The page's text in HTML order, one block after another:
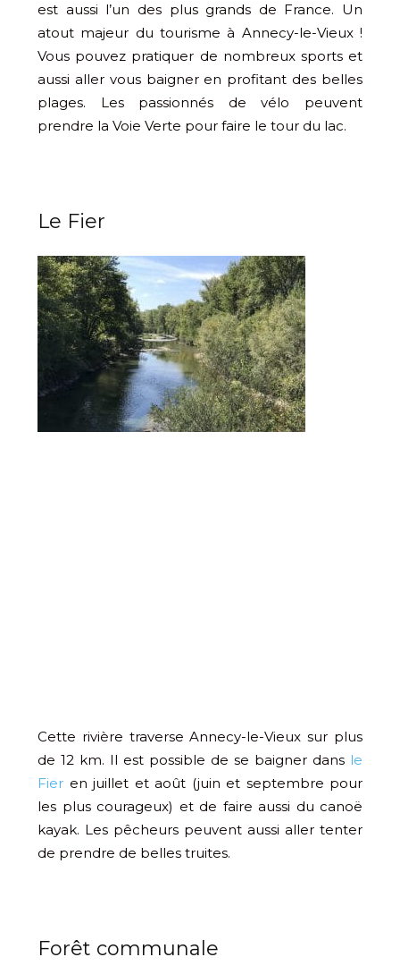
est aussi l’un des plus grands de France. Un
atout majeur du tourisme à Annecy-le-Vieux !
Vous pouvez pratiquer de nombreux sports et
aussi aller vous baigner en profitant des belles
plages. Les passionnés de vélo peuvent
prendre la Voie Verte pour faire le tour du lac.
Le Fier
Cette rivière traverse Annecy-le-Vieux sur plus
de 12 km. Il est possible de se baigner dans le
Fier en juillet et août (juin et septembre pour
les plus courageux) et de faire aussi du canoë
kayak. Les pêcheurs peuvent aussi aller tenter
de prendre de belles truites.
Forêt communale